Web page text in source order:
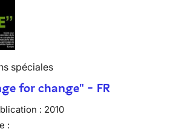
spéciales
for change" - FR
: 2010
: